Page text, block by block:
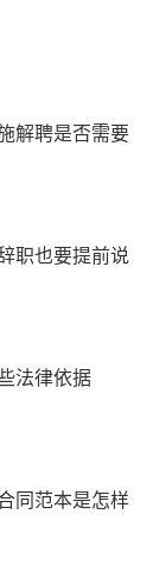
解聘是否需要
职也要提前说
法律依据
同范本是怎样